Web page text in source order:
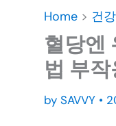
Home> 건
혈당엔
법 부
by SAVVY •